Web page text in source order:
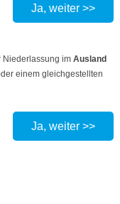
Ja, weiter >>
Niederlassung im Ausland
einem gleichgestellten
Ja, weiter >>